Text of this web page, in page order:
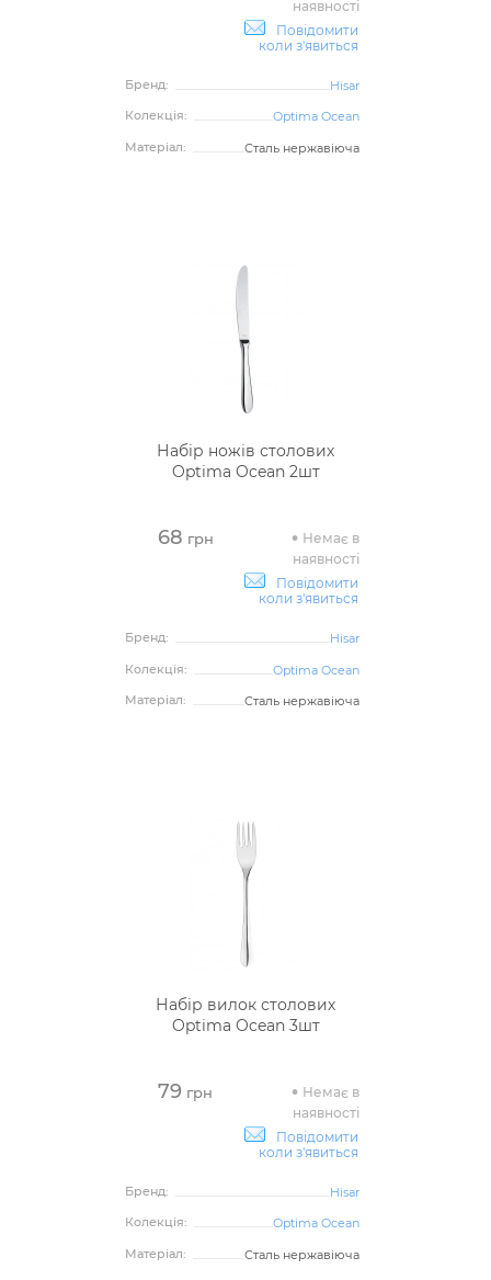
наявності
Повідомити
коли з'явиться
Бренд:
Hisar
Колекція:
Optima Ocean
Матеріал:
Сталь нержавіюча
Набір ножів столових
Optima Ocean 2шт
68 грн
Немає в
наявності
Повідомити
коли з'явиться
Бренд:
Hisar
Колекція:
Optima Ocean
Матеріал:
Сталь нержавіюча
Набір вилок столових
Optima Ocean 3шт
79 грн
Немає в
наявності
Повідомити
коли з'явиться
Бренд:
Hisar
Колекція:
Optima Ocean
Матеріал:
Сталь нержавіюча